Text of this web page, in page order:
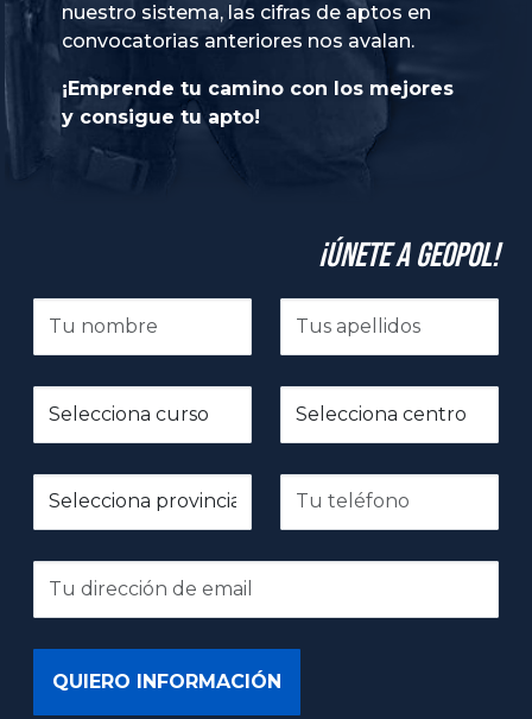
nuestro sistema, las cifras de aptos en
convocatorias anteriores nos avalan.
¡Emprende tu camino con los mejores
y consigue tu apto!
¡Únete a GeoPol!